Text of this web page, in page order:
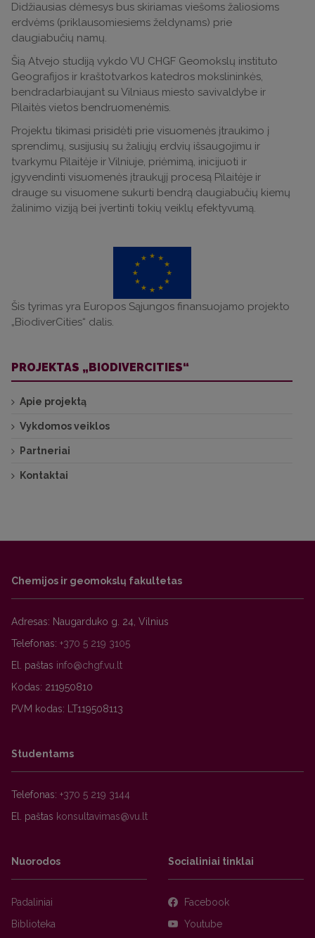
Didžiausias dėmesys bus skiriamas viešoms žaliosioms
erdvėms (priklausomiesiems želdynams) prie
daugiabučių namų.
Šią Atvejo studiją vykdo VU CHGF Geomokslų instituto
Geografijos ir kraštotvarkos katedros mokslininkės,
bendradarbiaujant su Vilniaus miesto savivaldybe ir
Pilaitės vietos bendruomenėmis.
Projektu tikimasi prisidėti prie visuomenės įtraukimo į
sprendimų, susijusių su žaliųjų erdvių išsaugojimu ir
tvarkymu Pilaitėje ir Vilniuje, priėmimą, inicijuoti ir
įgyvendinti visuomenės įtraukųjį procesą Pilaitėje ir
drauge su visuomene sukurti bendrą daugiabučių kiemų
žalinimo viziją bei įvertinti tokių veiklų efektyvumą.
Šis tyrimas yra Europos Sąjungos finansuojamo projekto
„BiodiverCities“ dalis.
PROJEKTAS „BIODIVERCITIES“
Apie projektą
Vykdomos veiklos
Partneriai
Kontaktai
Chemijos ir geomokslų fakultetas
Adresas: Naugarduko g. 24, Vilnius
Telefonas: +370 5 219 3105
El. paštas
Kodas: 211950810
PVM kodas: LT119508113
Studentams
Telefonas: +370 5 219 3144
El. paštas
Nuorodos
Padaliniai
Biblioteka
Socialiniai tinklai
Facebook
Youtube